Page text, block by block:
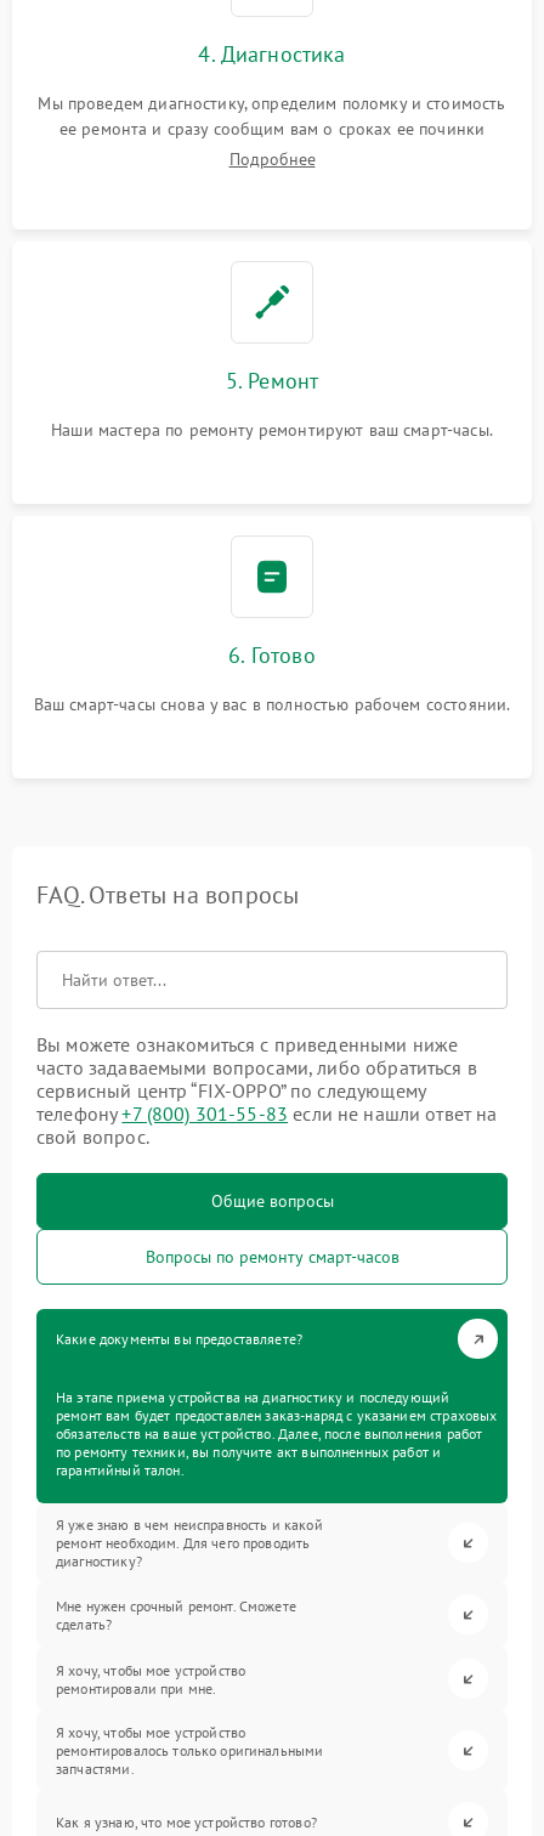
4. Диагностика
Мы проведем диагностику, определим поломку и стоимость
ее ремонта и сразу сообщим вам о сроках ее починки
Подробнее
5. Ремонт
Наши мастера по ремонту ремонтируют ваш смарт-часы.
6. Готово
Ваш смарт-часы снова у вас в полностью рабочем состоянии.
FAQ. Ответы на вопросы
Вы можете ознакомиться с приведенными ниже
часто задаваемыми вопросами, либо обратиться в
сервисный центр “FIX-OPPO” по следующему
телефону+7 (800) 301-55-83 если не нашли ответ на
свой вопрос.
Общие вопросы
Вопросы по ремонту смарт-часов
Какие документы вы предоставляете?
На этапе приема устройства на диагностику и последующий
ремонт вам будет предоставлен заказ-наряд с указанием страховых
обязательств на ваше устройство. Далее, после выполнения работ
по ремонту техники, вы получите акт выполненных работ и
гарантийный талон.
Я уже знаю в чем неисправность и какой
ремонт необходим. Для чего проводить
диагностику?
Мне нужен срочный ремонт. Сможете
сделать?
Я хочу, чтобы мое устройство
ремонтировали при мне.
Я хочу, чтобы мое устройство
ремонтировалось только оригинальными
запчастями.
Как я узнаю, что мое устройство готово?